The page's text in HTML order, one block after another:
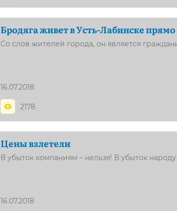
Бродяга живет в Усть-Лабинске прямо
Со слов жителей города, он является
16.07.2018
2178
Цены взлетели
В убыток компаниям – нельзя! В убыток
16.07.2018